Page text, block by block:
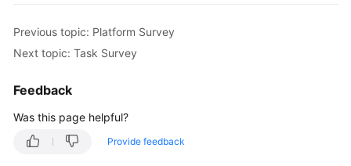
Previous topic: Platform Survey
Next topic: Task Survey
Feedback
Was this page helpful?
Provide feedback